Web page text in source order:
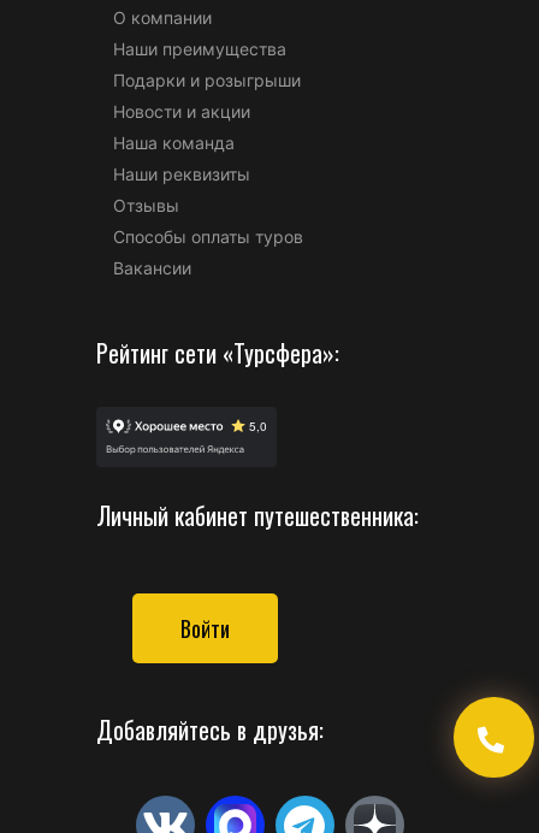
О компании
Наши преимущества
Подарки и розыгрыши
Новости и акции
Наша команда
Наши реквизиты
Отзывы
Способы оплаты туров
Вакансии
Рейтинг сети «Турсфера»:
Личный кабинет путешественника:
Войти
Добавляйтесь в друзья: